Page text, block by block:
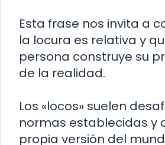
Esta frase nos invita a
la locura es relativa y
persona construye su
de la realidad.
Los «locos» suelen
normas establecidas y
propia versión del